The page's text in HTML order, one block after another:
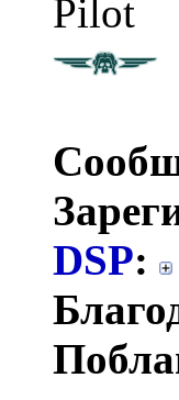
Pilot
DSP: